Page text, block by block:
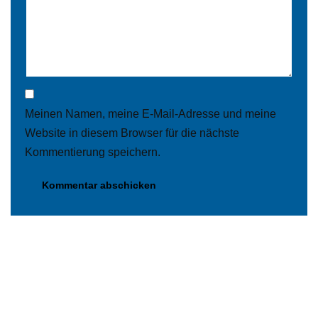
Meinen Namen, meine E-Mail-Adresse und meine
Website in diesem Browser für die nächste
Kommentierung speichern.